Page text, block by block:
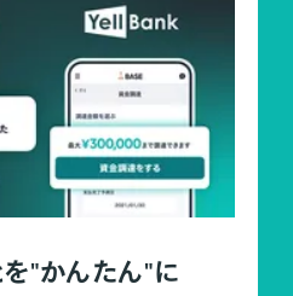
を"かんたん"に